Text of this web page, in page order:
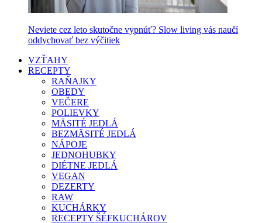
Neviete cez leto skutočne vypnúť? Slow living vás naučí
oddychovať bez výčitiek
VZŤAHY
RECEPTY
RAŇAJKY
OBEDY
VEČERE
POLIEVKY
MÄSITÉ JEDLÁ
BEZMÄSITÉ JEDLÁ
NÁPOJE
JEDNOHUBKY
DIÉTNE JEDLÁ
VEGAN
DEZERTY
RAW
KUCHÁRKY
RECEPTY ŠÉFKUCHÁROV